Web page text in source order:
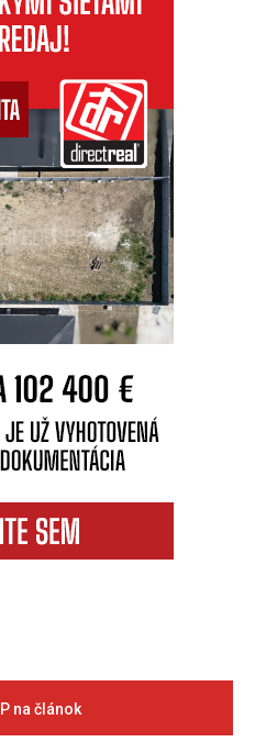
na článok